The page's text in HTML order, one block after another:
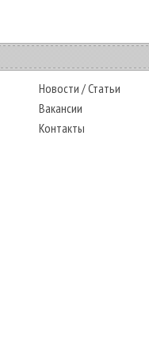
Новости /Статьи
Вакансии
Контакты